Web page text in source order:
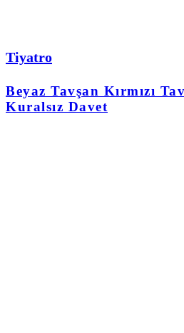
Tiyatro
Beyaz Tavşan Kırmızı
Kuralsız Davet